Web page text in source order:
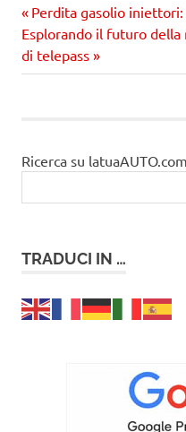
Navigazione
articoli
Precedente
articolo:
Perdita gasolio
Prossimo
articolo
Esplorando il futuro
di telepass
Ricerca su latuaAUTO.com
TRADUCI IN …